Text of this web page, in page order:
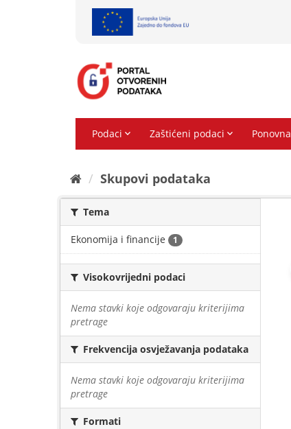
Skupovi podаtаkа
Tema
Ekonomija i financije 1
Visokovrijedni podaci
Nema stavki koje odgovaraju kriterijima
pretrage
Frekvencija osvježavanja podataka
Nema stavki koje odgovaraju kriterijima
pretrage
Formati